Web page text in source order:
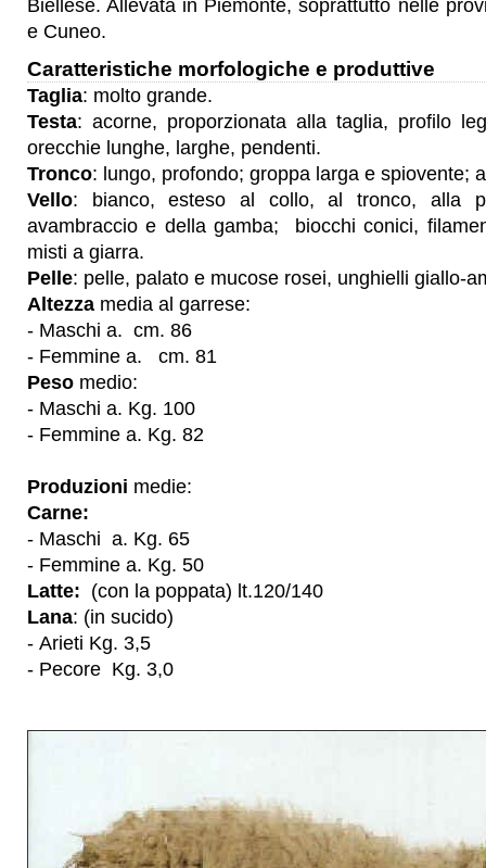
Biellese. Allevata in Piemonte, soprattutto nelle
e Cuneo.
Caratteristiche morfologiche e produttive
Taglia: molto grande.
Testa: acorne, proporzionata alla taglia, profilo
orecchie lunghe, larghe, pendenti.
Tronco: lungo, profondo; groppa larga e spiovente;
Vello: bianco, esteso al collo, al tronco, alla
avambraccio e della gamba; biocchi conici,
misti a giarra.
Pelle: pelle, palato e mucose rosei, unghielli giallo-
Altezza media al garrese:
- Maschi a. cm. 86
- Femmine a. cm. 81
Peso medio:
- Maschi a. Kg. 100
- Femmine a. Kg. 82
Produzioni medie:
Carne:
- Maschi a. Kg. 65
- Femmine a. Kg. 50
Latte: (con la poppata) lt.120/140
Lana: (in sucido)
- Arieti Kg. 3,5
- Pecore Kg. 3,0